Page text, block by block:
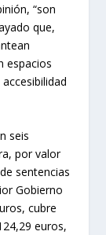
“son
que,
espacios
seis
por valor
sentencias
Gobierno
cubre
euros,